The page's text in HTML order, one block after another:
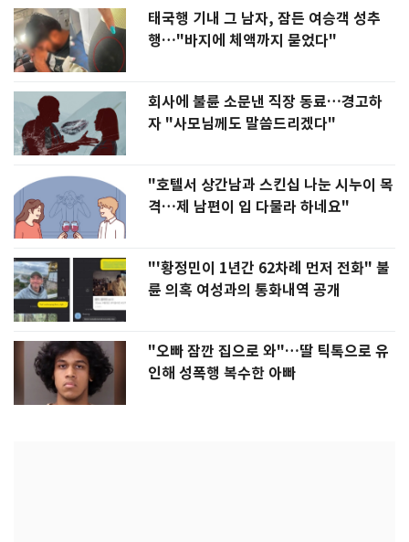
태국행 기내 그 남자, 잠든 여승객 성추
행…"바지에 체액까지 묻었다"
회사에 불륜 소문낸 직장 동료…경고하
자 "사모님께도 말씀드리겠다"
"호텔서 상간남과 스킨십 나눈 시누이 목
격…제 남편이 입 다물라 하네요"
"'황정민이 1년간 62차례 먼저 전화" 불
륜 의혹 여성과의 통화내역 공개
"오빠 잠깐 집으로 와"…딸 틱톡으로 유
인해 성폭행 복수한 아빠